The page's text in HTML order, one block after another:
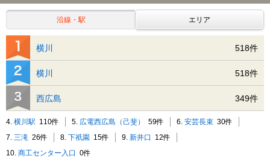
沿線・駅 エリア
横川 518件
横川 518件
西広島 349件
4. 横川駅 110件 5. 広電西広島（己斐） 59件 6. 安芸長束 30件
7. 三滝 26件 8. 下祇園 15件 9. 新井口 12件
10. 商工センター入口 0件